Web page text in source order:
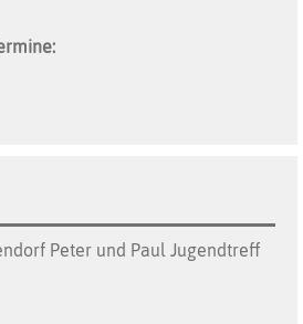
Peter und Paul Jugendtreff